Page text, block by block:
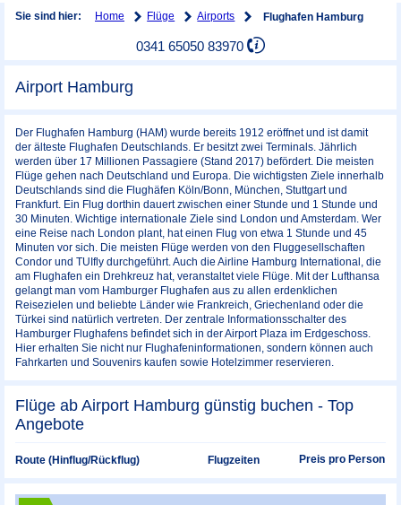
Sie sind hier: Home Flüge Airports Flughafen Hamburg
0341 65050 83970
Airport Hamburg
Der Flughafen Hamburg (HAM) wurde bereits 1912 eröffnet und ist damit
der älteste Flughafen Deutschlands. Er besitzt zwei Terminals. Jährlich
werden über 17 Millionen Passagiere (Stand 2017) befördert. Die meisten
Flüge gehen nach Deutschland und Europa. Die wichtigsten Ziele innerhalb
Deutschlands sind die Flughäfen Köln/Bonn, München, Stuttgart und
Frankfurt. Ein Flug dorthin dauert zwischen einer Stunde und 1 Stunde und
30 Minuten. Wichtige internationale Ziele sind London und Amsterdam. Wer
eine Reise nach London plant, hat einen Flug von etwa 1 Stunde und 45
Minuten vor sich. Die meisten Flüge werden von den Fluggesellschaften
Condor und TUIfly durchgeführt. Auch die Airline Hamburg International, die
am Flughafen ein Drehkreuz hat, veranstaltet viele Flüge. Mit der Lufthansa
gelangt man vom Hamburger Flughafen aus zu allen erdenklichen
Reisezielen und beliebte Länder wie Frankreich, Griechenland oder die
Türkei sind natürlich vertreten. Der zentrale Informationsschalter des
Hamburger Flughafens befindet sich in der Airport Plaza im Erdgeschoss.
Hier erhalten Sie nicht nur Flughafeninformationen, sondern können auch
Fahrkarten und Souvenirs kaufen sowie Hotelzimmer reservieren.
Flüge ab Airport Hamburg günstig buchen - Top
Angebote
Route (Hinflug/Rückflug) Flugzeiten Preis pro Person